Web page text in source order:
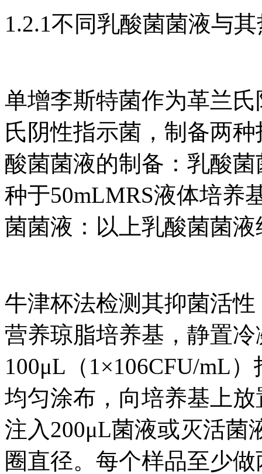
1.2.1不同乳酸菌菌液与
单增李斯特菌作为革兰
氏阴性指示菌，制备两
酸菌菌液的制备：乳酸
种于50mLMRS液体培养
菌菌液：以上乳酸菌菌
牛津杯法检测其抑菌活
营养琼脂培养基，静置
100μL（1×106CFU/mL
均匀涂布，向培养基上
注入200μL菌液或灭活菌
圈直径。每个样品至少